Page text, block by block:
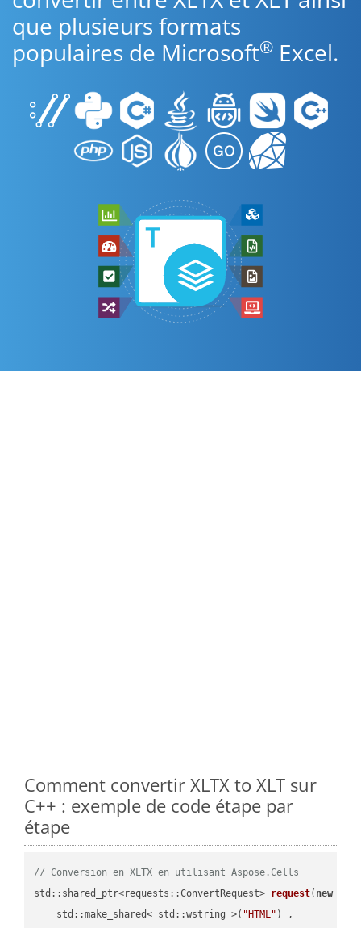
que plusieurs formats
populaires de Microsoft® Excel.
Comment convertir XLTX to XLT sur
C++ : exemple de code étape par
étape
// Conversion en XLTX en utilisant Aspose.Cells
std::shared_ptr<requests::ConvertRequest> request( new
    std::make_shared< std::wstring >(
"HTML" ) ,